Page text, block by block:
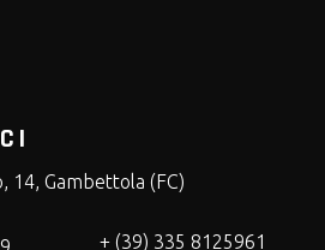
14, Gambettola (FC)
+ (39) 335 8125961